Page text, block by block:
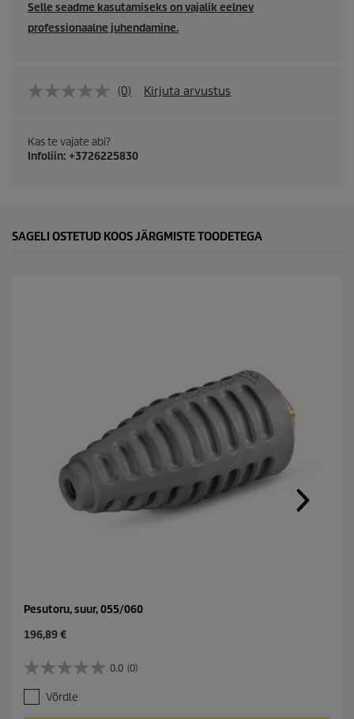
Selle seadme kasutamiseks on vajalik eelnev
professionaalne juhendamine.
(0) Kirjuta arvustus
Kas te vajate abi?
Infoliin: +3726225830
SAGELI OSTETUD KOOS JÄRGMISTE TOODETEGA
Pesutoru, suur, 055/060
C
r
e
n
196,89 €
0.0 (0)
0
.
0
Võrdle